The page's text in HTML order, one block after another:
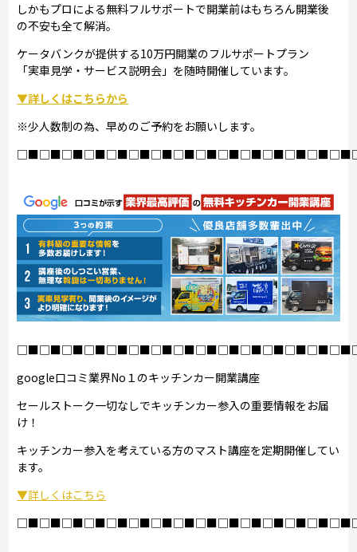
しかもプロによる無料フルサポートで開業前はもちろん開業後
の不安も全て解消。
ケータバンクが提供する10万円開業のフルサポートプラン
「実車見学・サービス説明会」を随時開催しています。
▼詳しくはこちらから
※少人数制の為、早めのご予約をお願いします。
google口コミ業界No１のキッチンカー開業講座
セールストーク一切なしでキッチンカー参入の重要情報をお届
け！
キッチンカー参入を考えている方のマスト講座を定期開催してい
ます。
▼詳しくはこちら